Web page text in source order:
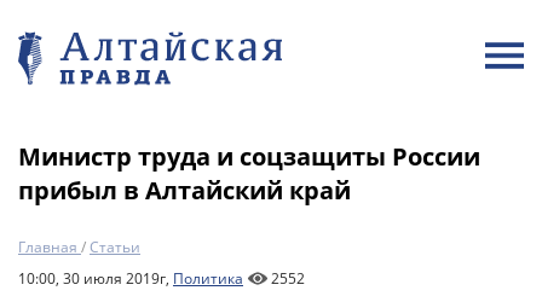
Министр труда и соцзащиты России
прибыл в Алтайский край
Главная /Статьи
10:00, 30 июля 2019г, Политика 2552